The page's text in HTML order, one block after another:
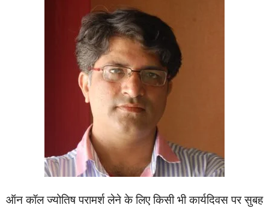
ऑन कॉल ज्‍योतिष परामर्श लेने के लिए किसी भी कार्यदिवस पर सुबह